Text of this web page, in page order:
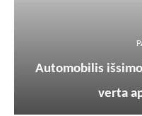
Automobilis
verta